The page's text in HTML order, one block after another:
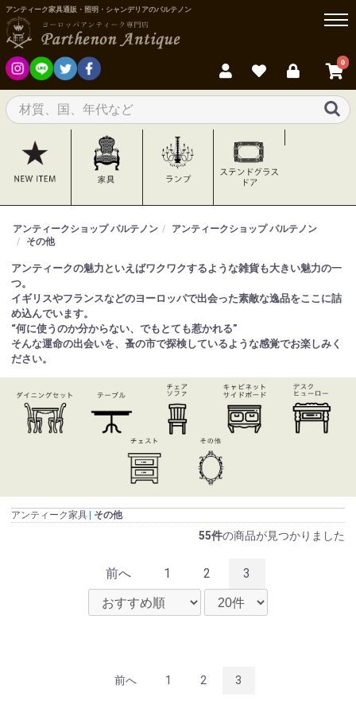
アンティーク家具通販・照明・シャンデリアのパルテノン
0
アンティークショップ パルテノン
アンティークショップ パルテノン
その他
アンティークの魅力といえばワクワクするような雑貨も大きい魅力の一
つ。
イギリスやフランスなどのヨーロッパで出会った素敵な逸品をここに詰
め込んでいます。
“何に使うのか分からない、でもとても惹かれる”
そんな運命の出会いを、蚤の市で探検しているような感覚でお楽しみく
ださい。
アンティーク家具 その他
55件の商品が見つかりました
前へ 1 2 3
前へ 1 2 3